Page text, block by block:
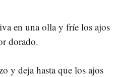
en una olla y fríe los ajos
dorado.
y deja hasta que los ajos